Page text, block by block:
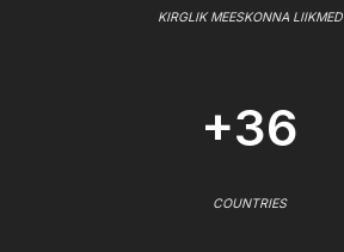
KIRGLIK MEESKONNA LIIKMED
+36
COUNTRIES